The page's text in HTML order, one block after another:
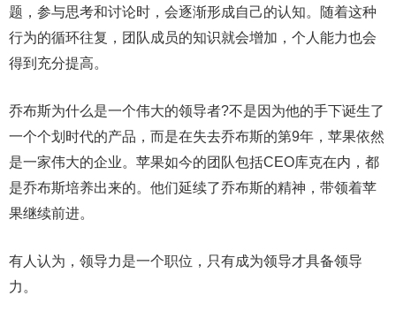
题，参与思考和讨论时，会逐渐形成自己的认知。随着这种
行为的循环往复，团队成员的知识就会增加，个人能力也会
得到充分提高。
乔布斯为什么是一个伟大的领导者?不是因为他的手下诞生了
一个个划时代的产品，而是在失去乔布斯的第9年，苹果依然
是一家伟大的企业。苹果如今的团队包括CEO库克在内，都
是乔布斯培养出来的。他们延续了乔布斯的精神，带领着苹
果继续前进。
有人认为，领导力是一个职位，只有成为领导才具备领导
力。